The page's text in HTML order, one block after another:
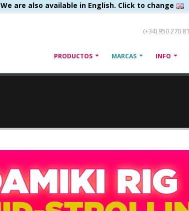
We are also available in English. Click to change
(+34) 950 270
PRODUCTOS MARCAS INFO